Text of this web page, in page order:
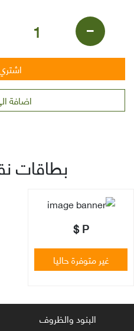
-
+
اشتري
اضافة
بطاقات
غير متوفرة حاليا
البنود والظروف